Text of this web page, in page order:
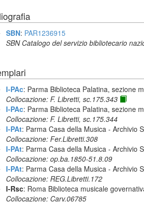
SBN: PAR1236915
SBN Catalogo del servizio bibliotecario
I-PAc: Parma Biblioteca Palatina, sezione
Collocazione: F. Libretti, sc.175.343
I-PAc: Parma Biblioteca Palatina, sezione
Collocazione: F. Libretti, sc.175.344
I-PAt: Parma Casa della Musica - Archivio
Collocazione: Fer.Libretti.308
I-PAt: Parma Casa della Musica - Archivio
Collocazione: op.ba.1850-51.8.09
I-PAt: Parma Casa della Musica - Archivio
Collocazione: REG.Libretti.172
I-Rsc: Roma Biblioteca musicale
Collocazione: Carv.06785